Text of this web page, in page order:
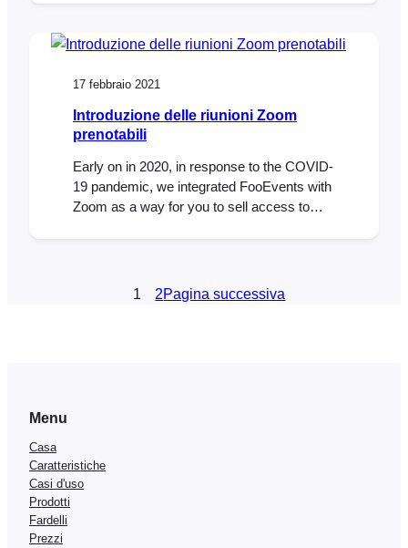
aree, abbiamo incluso la possibilità di
corridoi supplementari in
17 febbraio 2021
Introduzione delle riunioni Zoom
prenotabili
Early on in 2020, in response to the COVID-
19 pandemic, we integrated FooEvents with
Zoom as a way for you to sell access to
of our offering. We also launched the
1 2Pagina successiva
Menu
Casa
Caratteristiche
Casi d'uso
Prodotti
Fardelli
Prezzi